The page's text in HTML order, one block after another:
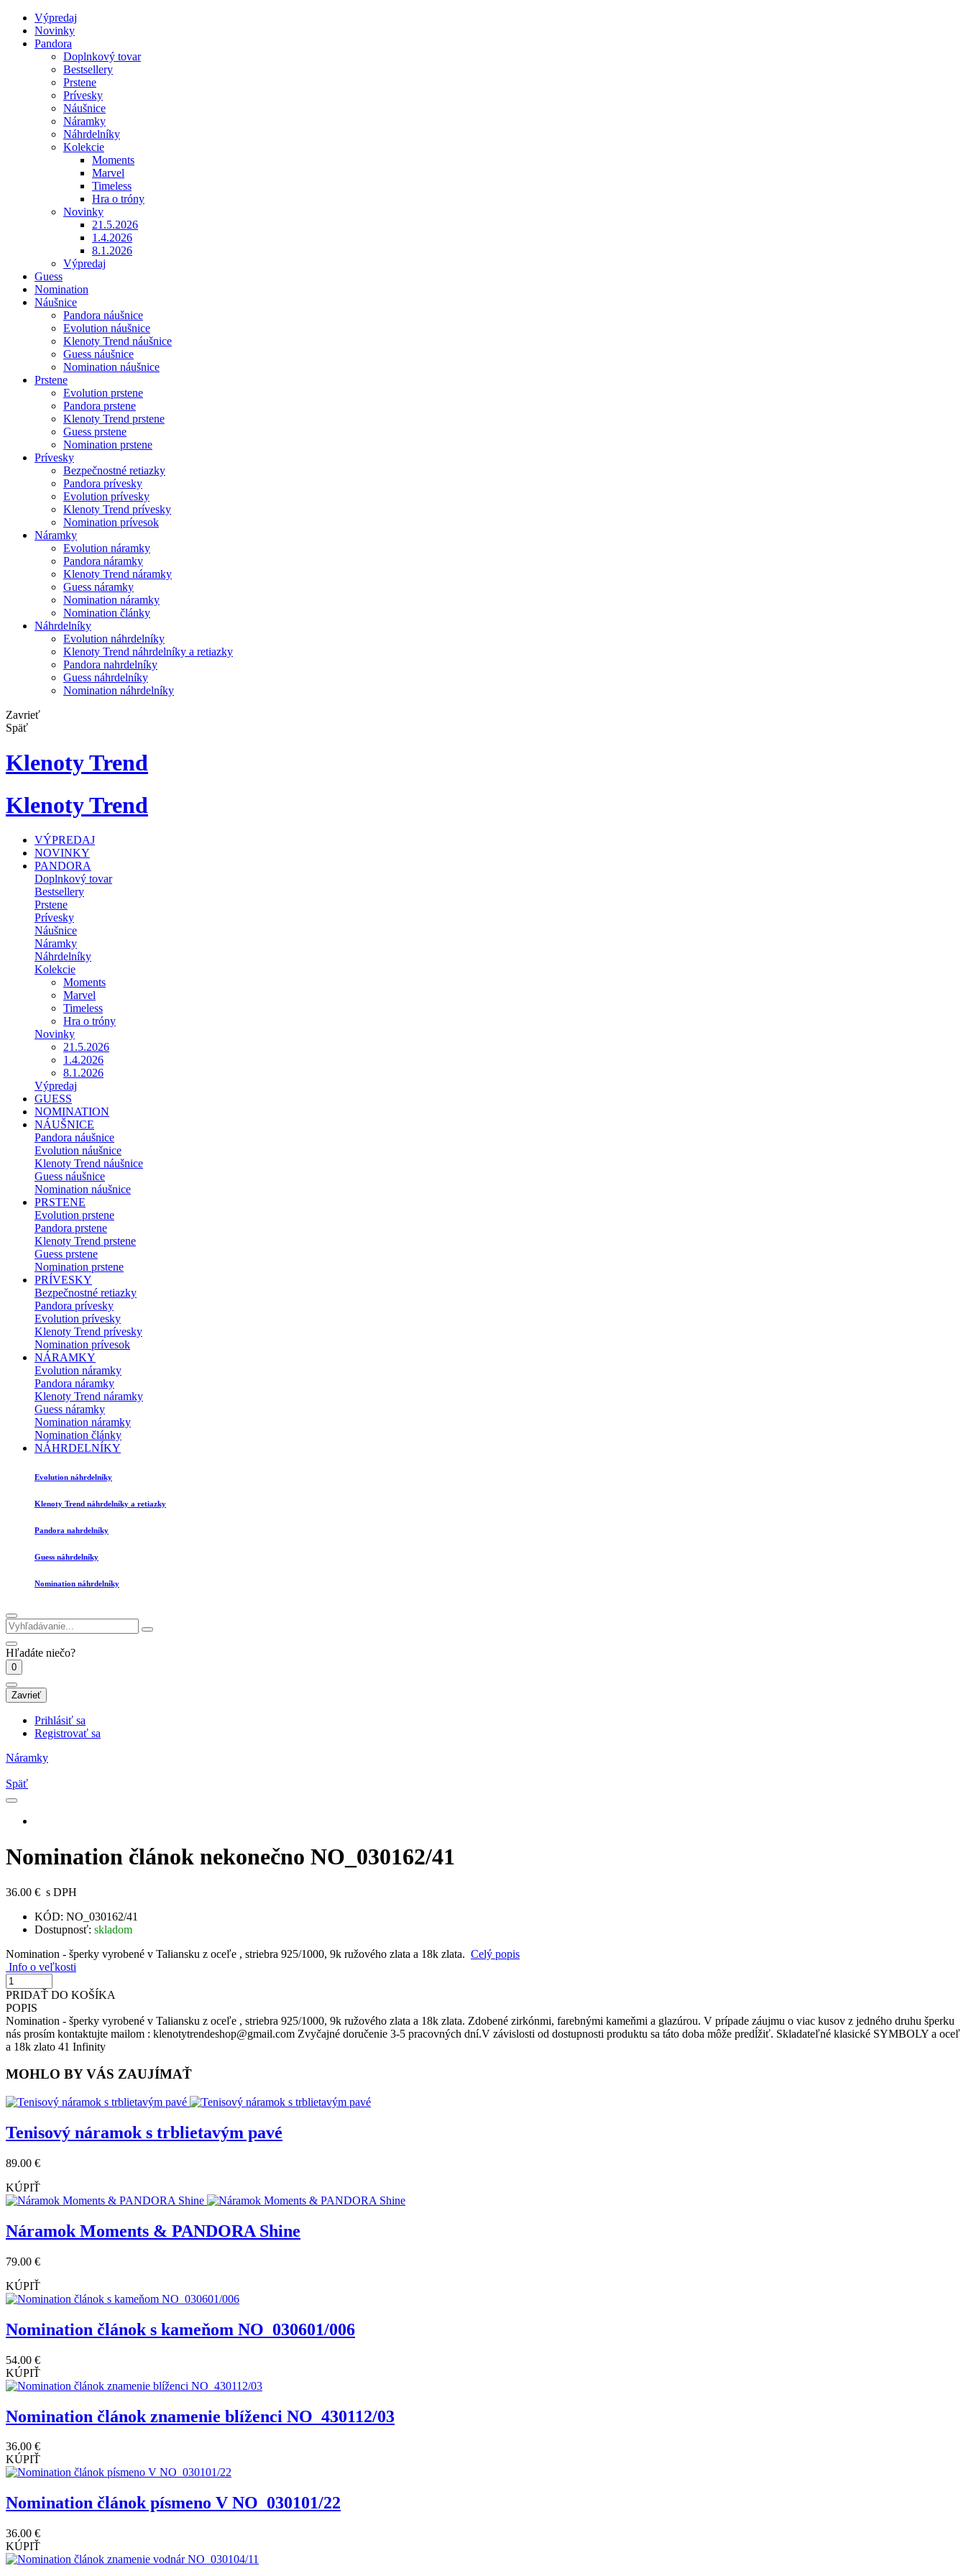
Výpredaj
Novinky
Pandora
Doplnkový tovar
Bestsellery
Prstene
Prívesky
Náušnice
Náramky
Náhrdelníky
Kolekcie
Moments
Marvel
Timeless
Hra o tróny
Novinky
21.5.2026
1.4.2026
8.1.2026
Výpredaj
Guess
Nomination
Náušnice
Pandora náušnice
Evolution náušnice
Klenoty Trend náušnice
Guess náušnice
Nomination náušnice
Prstene
Evolution prstene
Pandora prstene
Klenoty Trend prstene
Guess prstene
Nomination prstene
Prívesky
Bezpečnostné retiazky
Pandora prívesky
Evolution prívesky
Klenoty Trend prívesky
Nomination prívesok
Náramky
Evolution náramky
Pandora náramky
Klenoty Trend náramky
Guess náramky
Nomination náramky
Nomination články
Náhrdelníky
Evolution náhrdelníky
Klenoty Trend náhrdelníky a retiazky
Pandora nahrdelníky
Guess náhrdelníky
Nomination náhrdelníky
Zavrieť
Späť
Klenoty Trend
Klenoty Trend
VÝPREDAJ
NOVINKY
PANDORA
Doplnkový tovar
Bestsellery
Prstene
Prívesky
Náušnice
Náramky
Náhrdelníky
Kolekcie
Moments
Marvel
Timeless
Hra o tróny
Novinky
21.5.2026
1.4.2026
8.1.2026
Výpredaj
GUESS
NOMINATION
NÁUŠNICE
Pandora náušnice
Evolution náušnice
Klenoty Trend náušnice
Guess náušnice
Nomination náušnice
PRSTENE
Evolution prstene
Pandora prstene
Klenoty Trend prstene
Guess prstene
Nomination prstene
PRÍVESKY
Bezpečnostné retiazky
Pandora prívesky
Evolution prívesky
Klenoty Trend prívesky
Nomination prívesok
NÁRAMKY
Evolution náramky
Pandora náramky
Klenoty Trend náramky
Guess náramky
Nomination náramky
Nomination články
NÁHRDELNÍKY
Evolution náhrdelníky
Klenoty Trend náhrdelníky a retiazky
Pandora nahrdelníky
Guess náhrdelníky
Nomination náhrdelníky
Hľadáte niečo?
0
Zavrieť
Prihlásiť sa
Registrovať sa
Náramky
Späť
Nomination článok nekonečno NO_030162/41
36.00 € s DPH
KÓD: NO_030162/41
Dostupnosť: skladom
Nomination - šperky vyrobené v Taliansku z oceľe , striebra 925/1000, 9k ružového zlata a 18k zlata. Celý popis
Info o veľkosti
PRIDAŤ DO KOŠÍKA
POPIS
Nomination - šperky vyrobené v Taliansku z oceľe , striebra 925/1000, 9k ružového zlata a 18k zlata. Zdobené zirkónmi, farebnými kameňmi a glazúrou. V prípade záujmu o viac kusov z jedného druhu šperku
nás prosím kontaktujte mailom : klenotytrendeshop@gmail.com Zvyčajné doručenie 3-5 pracovných dní.V závislosti od dostupnosti produktu sa táto doba môže predĺžiť. Skladateľné klasické SYMBOLY a oceľ
a 18k zlato 41 Infinity
MOHLO BY VÁS ZAUJÍMAŤ
Tenisový náramok s trblietavým pavé
89.00 €
KÚPIŤ
Náramok Moments & PANDORA Shine
79.00 €
KÚPIŤ
Nomination článok s kameňom NO_030601/006
54.00 €
KÚPIŤ
Nomination článok znamenie blíženci NO_430112/03
36.00 €
KÚPIŤ
Nomination článok písmeno V NO_030101/22
36.00 €
KÚPIŤ